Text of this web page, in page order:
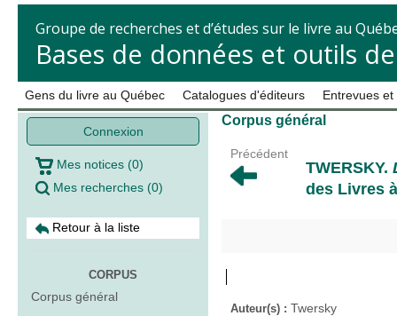
Groupe de recherches et d’études sur le livre au
Bases de données et outils
Gens du livre au Québec Catalogues d'éditeurs Entrevues
Connexion
Mes notices (0)
Mes recherches (0)
Retour à la liste
CORPUS
Corpus général
Corpus général
Précédent
TWERSKY.
des Livres
Auteur(s) : Twersky